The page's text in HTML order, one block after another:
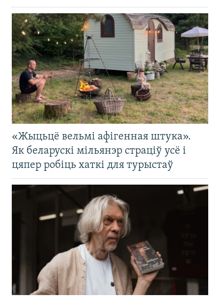
«Жыцьцё вельмі афігенная штука».
Як беларускі мільянэр страціў усё і
цяпер робіць хаткі для турыстаў